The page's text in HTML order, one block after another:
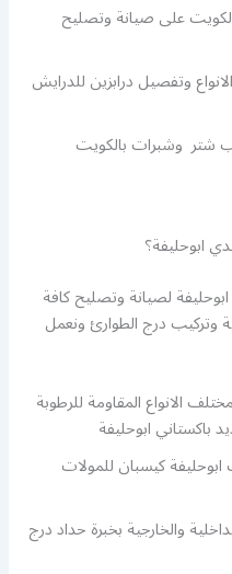
على صيانة وتصليح
وتفصيل درابزين للدرايش
شتر وشبرات بالكويت
ابوحليفة؟
ابوحليفة لصيانة وتصليح كافة
وتركيب درج الطوارئ ونعمل
الانواع المقاومة للرطوبة
باكستاني ابوحليفة
كيسبان للمولات
والخارجية بخبرة حداد درج